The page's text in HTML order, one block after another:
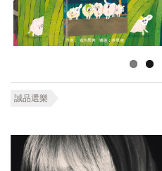
誠品選樂